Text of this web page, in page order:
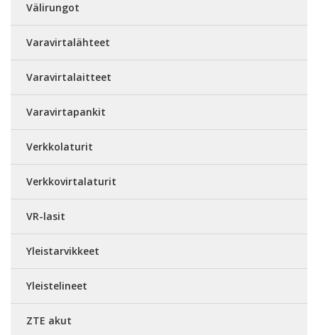
Välirungot
Varavirtalähteet
Varavirtalaitteet
Varavirtapankit
Verkkolaturit
Verkkovirtalaturit
VR-lasit
Yleistarvikkeet
Yleistelineet
ZTE akut